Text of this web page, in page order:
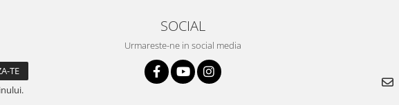
SOCIAL
Urmareste-ne in social media